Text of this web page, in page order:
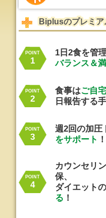
Biplusのプレミア
POINT 1日2食を管
バランス＆
POINT 食事はご自
日報告する
POINT 週2回の加圧
をサポート ！
POINT
カウンセリ
保、
ダイエット
る ！